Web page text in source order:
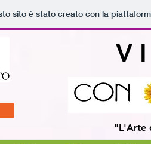
sito è stato creato con la
V
"L'Arte